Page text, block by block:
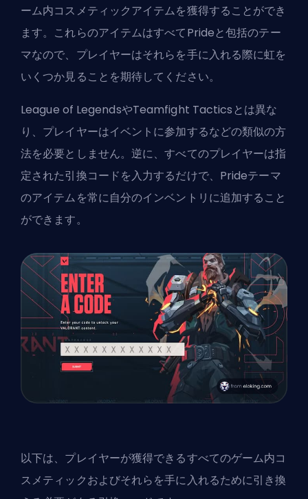
ーム内コスメティックアイテムを獲得することができ
ます。これらのアイテムはすべてPrideと包括のテー
マなので、プレイヤーはそれらを手に入れる際に虹を
いくつか見ることを期待してください。
League of LegendsやTeamfight Tacticsとは異な
り、プレイヤーはイベントに参加するなどの類似の方
法を必要としません。逆に、すべてのプレイヤーは指
定された引換コードを入力するだけで、Prideテーマ
のアイテムを常に自分のインベントリに追加すること
ができます。
以下は、プレイヤーが獲得できるすべてのゲーム内コ
スメティックおよびそれらを手に入れるために引き換